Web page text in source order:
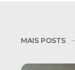
MAIS POSTS